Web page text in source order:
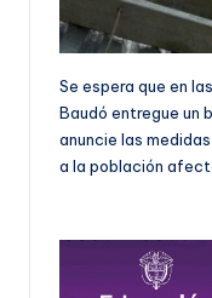
Se espera que en
Baudó entregue un
anuncie las
a la población